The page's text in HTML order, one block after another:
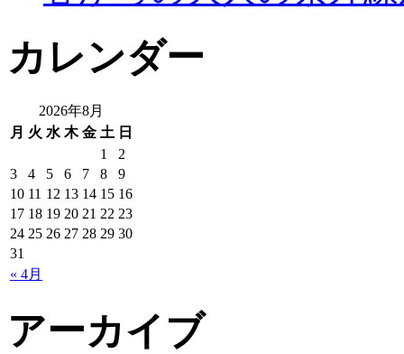
カレンダー
2026年8月
月 火 水 木 金 土 日
« 4月
1
2
3
4 5 6 7 8
9
10 11 12 13 14 15 16
17 18 19 20 21 22 23
24 25 26 27 28 29 30
31
アーカイブ